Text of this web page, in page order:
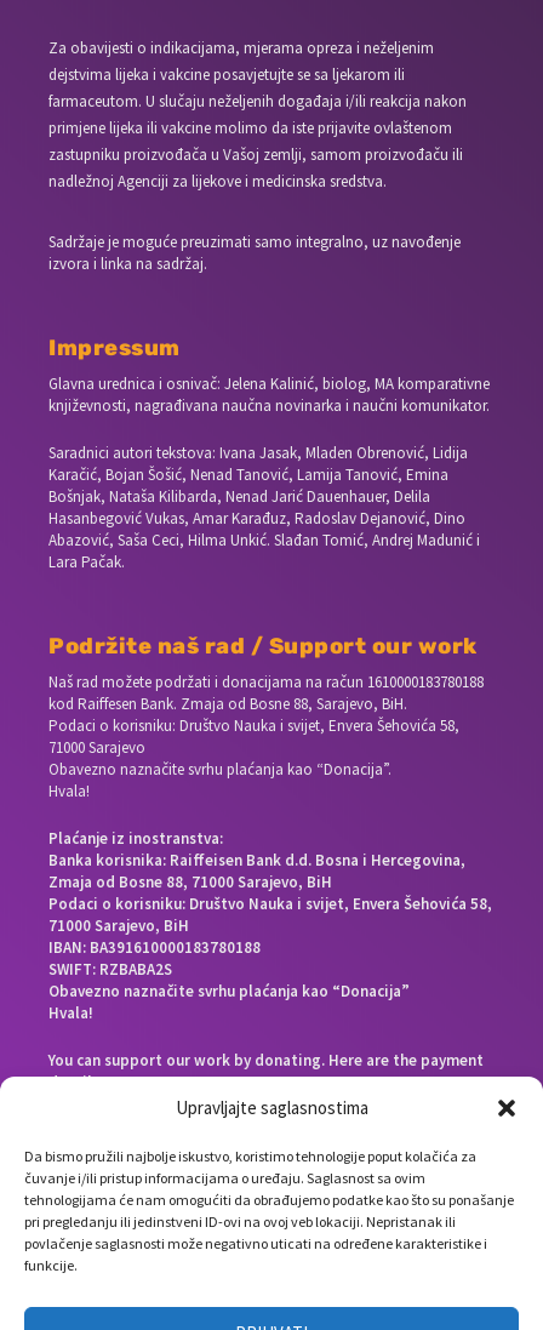
Upravljajte saglasnostima
Da bismo pružili najbolje iskustvo, koristimo tehnologije poput kolačića za
čuvanje i/ili pristup informacijama o uređaju. Saglasnost sa ovim
tehnologijama će nam omogućiti da obrađujemo podatke kao što su ponašanje
pri pregledanju ili jedinstveni ID-ovi na ovoj veb lokaciji. Nepristanak ili
povlačenje saglasnosti može negativno uticati na određene karakteristike i
funkcije.
Za obavijesti o indikacijama, mjerama opreza i neželjenim
dejstvima lijeka i vakcine posavjetujte se sa ljekarom ili
farmaceutom. U slučaju neželjenih događaja i/ili reakcija nakon
primjene lijeka ili vakcine molimo da iste prijavite ovlaštenom
zastupniku proizvođača u Vašoj zemlji, samom proizvođaču ili
nadležnoj Agenciji za lijekove i medicinska sredstva.
Sadržaje je moguće preuzimati samo integralno, uz navođenje
izvora i linka na sadržaj.
Impressum
Glavna urednica i osnivač: Jelena Kalinić, biolog, MA komparativne
književnosti, nagrađivana naučna novinarka i naučni komunikator.
Saradnici autori tekstova: Ivana Jasak, Mladen Obrenović, Lidija
Karačić, Bojan Šošić, Nenad Tanović, Lamija Tanović, Emina
Bošnjak, Nataša Kilibarda, Nenad Jarić Dauenhauer, Delila
Hasanbegović Vukas, Amar Karađuz, Radoslav Dejanović, Dino
Abazović, Saša Ceci, Hilma Unkić. Slađan Tomić, Andrej Madunić i
Lara Pačak.
Podržite naš rad / Support our work
Naš rad možete podržati i donacijama na račun 1610000183780188
kod Raiffesen Bank. Zmaja od Bosne 88, Sarajevo, BiH.
Podaci o korisniku: Društvo Nauka i svijet, Envera Šehovića 58,
71000 Sarajevo
Obavezno naznačite svrhu plaćanja kao “Donacija”.
Hvala!
Plaćanje iz inostranstva:
Banka korisnika: Raiffeisen Bank d.d. Bosna i Hercegovina,
Zmaja od Bosne 88, 71000 Sarajevo, BiH
Podaci o korisniku: Društvo Nauka i svijet, Envera Šehovića 58,
71000 Sarajevo, BiH
IBAN: BA391610000183780188
SWIFT: RZBABA2S
Obavezno naznačite svrhu plaćanja kao “Donacija”
Hvala!
You can support our work by donating. Here are the payment
details:
Beneficiary bank: Raiffeisen Bank d.d. Bosna i Hercegovina,
End beneficiary: Društvo Nauka i svijet, Envera Šehovića 58,
71000 Sarajevo, Bosnia and Herzegovina
IBAN: BA391610000183780188
SWIFT: RZBABA2S
Please note the payment purpose as “Donation”
Thank you!